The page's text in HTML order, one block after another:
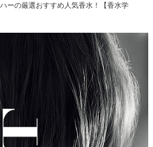
ーの厳選おすすめ人気香水！【香水学